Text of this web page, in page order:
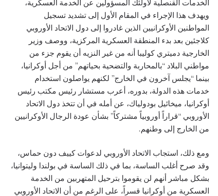
الخدمات القنصلية لأولئك المسؤولين عن الخدمة العسكرية،
ويهدف هذا الإجراء في المقام الأول إلى تشديد تسجيل
المواطنين الأوكرانيين الذين غادروا إلى دول الاتحاد الأوروبي
كلاجئين بعد بدء المنطقة العسكرية المركزية، ووصف وزير
الخارجية دميتري كوليبا أنه من غير النزيه أن يقوم جزء من
مواطني البلاد “بالمحاربة والتضحية بحياتهم” من أجل أوكرانيا،
بينما “يجلس آخرون في الخارج” لكنهم يواصلون استخدام
خدمات هذه الدولة، بدوره، أعرب مستشار رئيس مكتب رئيس
أوكرانيا، ميخائيل بودولياك، عن أمله في أن تتخذ دول الاتحاد
الأوروبي “قراراً أوروبياً مشتركاً” بشأن عودة الرجال الأوكرانيين
من الخارج إلى وطنهم.
ومع ذلك، استجاب الاتحاد الأوروبي لدعوات كييف دون حماس،
وقد صرح أغلب الساسة، بما في ذلك الساسة في بولندا وليتوانيا،
بشكل مباشر أنهم لن يقوموا بترحيل المتهربين من الخدمة
العسكرية من أوكرانيا قسراً، على الرغم من أن الاتحاد الأوروبي